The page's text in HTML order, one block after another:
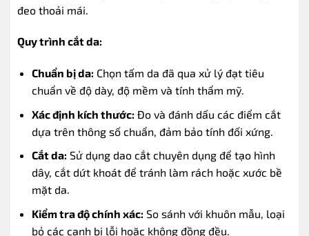
đeo thoải mái.
Quy trình cắt da:
Chuẩn bị da: Chọn tấm da đã qua xử lý đạt tiêu
chuẩn về độ dày, độ mềm và tính thẩm mỹ.
Xác định kích thước: Đo và đánh dấu các điểm cắt
dựa trên thông số chuẩn, đảm bảo tính đối xứng.
Cắt da: Sử dụng dao cắt chuyên dụng để tạo hình
dây, cắt dứt khoát để tránh làm rách hoặc xước bề
mặt da.
Kiểm tra độ chính xác: So sánh với khuôn mẫu, loại
bỏ các cạnh bị lỗi hoặc không đồng đều.